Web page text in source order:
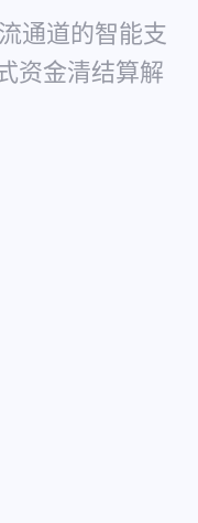
通道的智能支
资金清结算解